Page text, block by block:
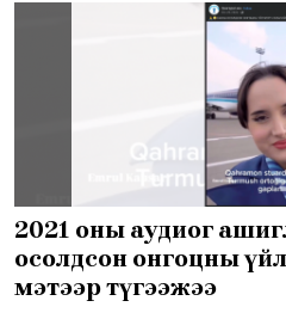
2021 оны аудиог
осолдсон онгоцны
мэтээр түгээжээ